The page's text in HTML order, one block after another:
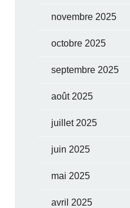
novembre 2025
octobre 2025
septembre 2025
août 2025
juillet 2025
juin 2025
mai 2025
avril 2025